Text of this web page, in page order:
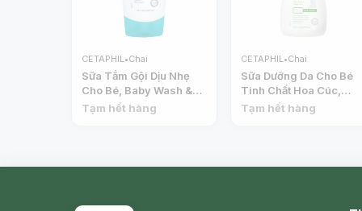
CETAPHIL •Chai
Sữa Tắm Gội Dịu Nhẹ
Cho Bé, Baby Wash &
Shampoo, with Organic
Tạm hết hàng
CETAPHIL •Chai
Sữa Dưỡng Da Cho Bé
Tinh Chất Hoa Cúc,
Baby Daily Lotion, with
Tạm hết hàng